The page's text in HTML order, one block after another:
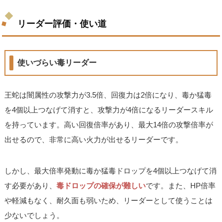
リーダー評価・使い道
使いづらい毒リーダー
王蛇は闇属性の攻撃力が3.5倍、回復力は2倍になり、毒か猛毒
を4個以上つなげて消すと、攻撃力が4倍になるリーダースキル
を持っています。高い回復倍率があり、最大14倍の攻撃倍率が
出せるので、非常に高い火力が出せるリーダーです。
しかし、最大倍率発動に毒か猛毒ドロップを4個以上つなげて消
す必要があり、毒ドロップの確保が難しいです。また、HP倍率
や軽減もなく、耐久面も弱いため、リーダーとして使うことは
少ないでしょう。